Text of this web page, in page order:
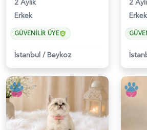
2 Aylık
Erkek
GÜVENILIR ÜYE
İstanbul /Beykoz
2
Erkek